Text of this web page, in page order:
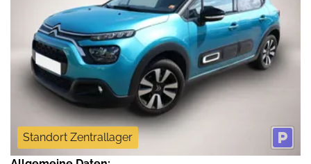
Standort Zentrallager